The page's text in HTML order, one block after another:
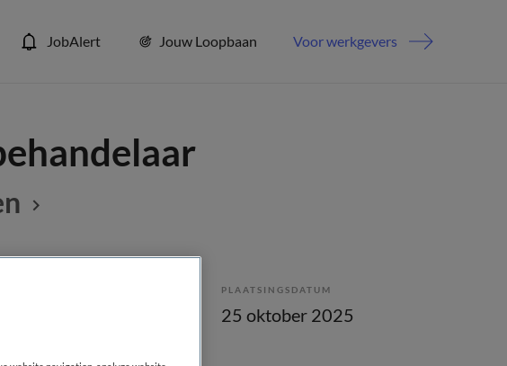
JobAlert Jouw Loopbaan Voor werkgevers
PLAATSINGSDATUM
25 oktober 2025